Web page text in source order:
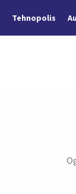
Tehnopolis